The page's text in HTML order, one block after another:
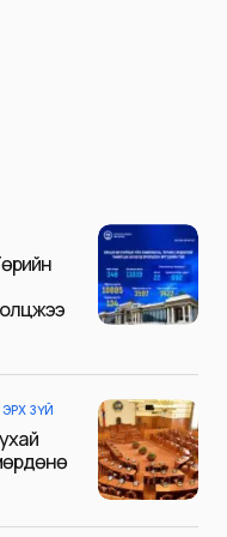
ЗҮЙ